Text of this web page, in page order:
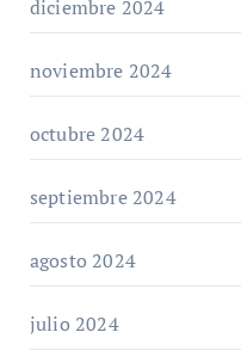
diciembre 2024
noviembre 2024
octubre 2024
septiembre 2024
agosto 2024
julio 2024